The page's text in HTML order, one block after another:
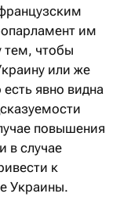
им
тем, чтобы
или же
явно видна
повышения
в случае
к
Украины.